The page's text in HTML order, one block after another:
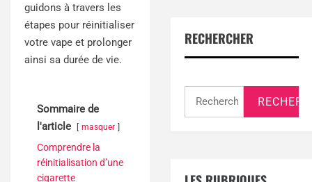
guidons à travers les
étapes pour réinitialiser
votre vape et prolonger
ainsi sa durée de vie.
Sommaire de
l'article
masquer
Comprendre la
réinitialisation d’une
cigarette
RECHERCHER
Rechercher :